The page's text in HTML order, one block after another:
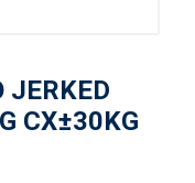
JERKED
CX±30KG